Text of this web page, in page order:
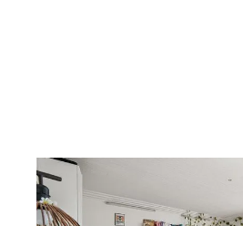
PARIS 75020
44,28 m2, 3 pièces
Ref : 15337